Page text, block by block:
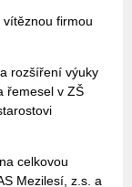
firmou
rozšíření výuky
řemesel v ZŠ
celkovou
Mezilesí, z.s. a